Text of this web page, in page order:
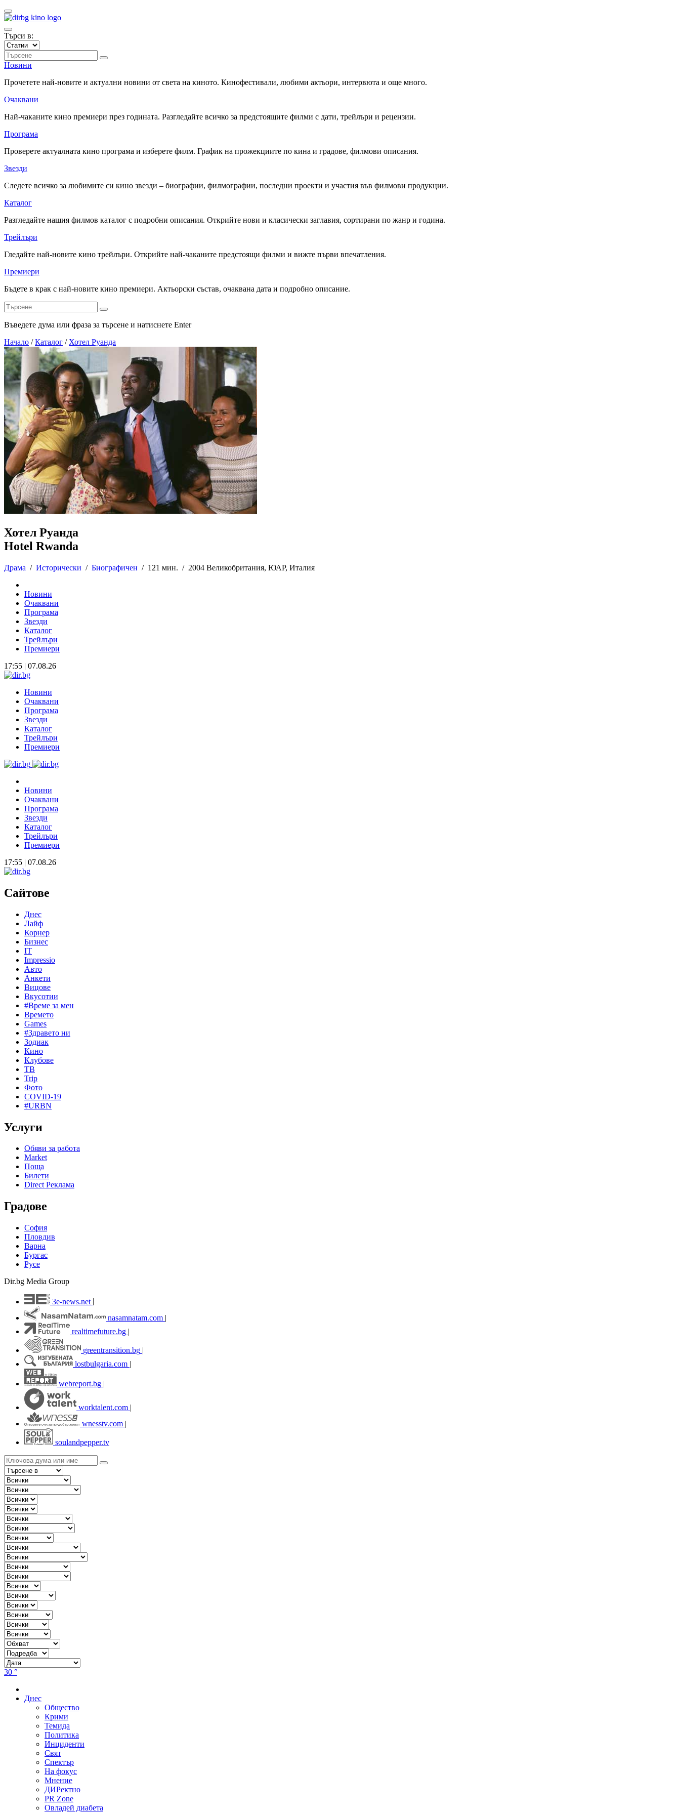
Търси в:
Новини
Прочетете най-новите и актуални новини от света на киното. Кинофестивали, любими актьори, интервюта и още много.
Очаквани
Най-чаканите кино премиери през годината. Разгледайте всичко за предстоящите филми с дати, трейлъри и рецензии.
Програма
Проверете актуалната кино програма и изберете филм. График на прожекциите по кина и градове, филмови описания.
Звезди
Следете всичко за любимите си кино звезди – биографии, филмографии, последни проекти и участия във филмови продукции.
Каталог
Разгледайте нашия филмов каталог с подробни описания. Открийте нови и класически заглавия, сортирани по жанр и година.
Трейлъри
Гледайте най-новите кино трейлъри. Открийте най-чаканите предстоящи филми и вижте първи впечатления.
Премиери
Бъдете в крак с най-новите кино премиери. Актьорски състав, очаквана дата и подробно описание.
Въведете дума или фраза за търсене и натиснете Enter
Начало / Каталог / Хотел Руанда
Хотел Руанда
Hotel Rwanda
Драма / Исторически / Биографичен / 121 мин. / 2004 Великобритания, ЮАР, Италия
Новини
Очаквани
Програма
Звезди
Каталог
Трейлъри
Премиери
17:55 | 07.08.26
Новини
Очаквани
Програма
Звезди
Каталог
Трейлъри
Премиери
Новини
Очаквани
Програма
Звезди
Каталог
Трейлъри
Премиери
17:55 | 07.08.26
Сайтове
Днес
Лайф
Корнер
Бизнес
IT
Impressio
Авто
Анкети
Вицове
Вкусотии
#Време за мен
Времето
Games
#Здравето ни
Зодиак
Кино
Клубове
ТВ
Trip
Фото
COVID-19
#URBN
Услуги
Обяви за работа
Market
Поща
Билети
Direct Реклама
Градове
София
Пловдив
Варна
Бургас
Русе
Dir.bg Media Group
3e-news.net
nasamnatam.com |
realtimefuture.bg |
greentransition.bg |
lostbulgaria.com |
webreport.bg |
worktalent.com |
wnesstv.com |
soulandpepper.tv
30 °
Днес
Общество
Крими
Темида
Политика
Инциденти
Свят
Спектър
На фокус
Мнение
ДИРектно
PR Zone
Овладей диабета